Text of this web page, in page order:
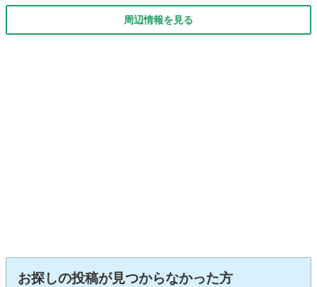
周辺情報を見る
お探しの投稿が見つからなかった方